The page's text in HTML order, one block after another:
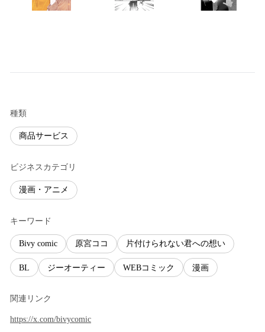
種類
商品サービス
ビジネスカテゴリ
漫画・アニメ
キーワード
Bivy comic 原宮ココ 片付けられない君への想い
BL ジーオーティー WEBコミック 漫画
関連リンク
https://x.com/bivycomic